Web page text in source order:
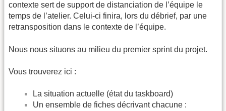
contexte sert de support de distanciation de l’équipe le
temps de l’atelier. Celui-ci finira, lors du débrief, par une
retransposition dans le contexte de l’équipe.
Nous nous situons au milieu du premier sprint du projet.
Vous trouverez ici :
La situation actuelle (état du taskboard)
Un ensemble de fiches décrivant chacune :